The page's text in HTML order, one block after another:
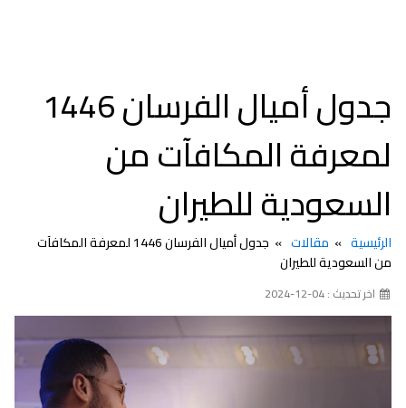
جدول أميال الفرسان 1446
لمعرفة المكافآت من
السعودية للطيران
الرئيسية مقالات
جدول أميال الفرسان 1446 لمعرفة المكافآت
من السعودية للطيران
اخر تحديث : 04-12-2024